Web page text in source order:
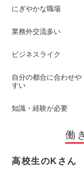
にぎやかな職場
業務外交流多い
ビジネスライク
自分の都合に合わせや
すい
知識・経験が必要
働
高校生のKさん